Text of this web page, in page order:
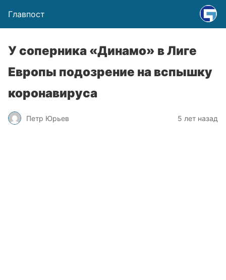
Главпост
У соперника «Динамо» в Лиге
Европы подозрение на вспышку
коронавируса
Петр Юрьев 5 лет назад